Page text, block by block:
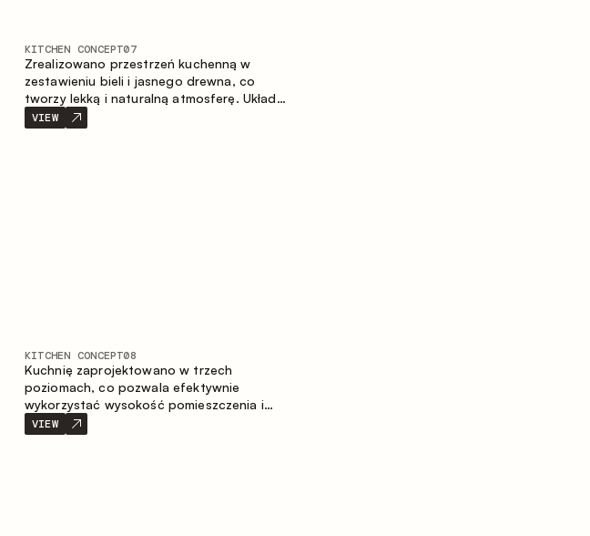
KITCHEN CONCEPT07
Zrealizowano przestrzeń kuchenną w
zestawieniu bieli i jasnego drewna, co
tworzy lekką i naturalną atmosferę. Układ
w kształcie litery U zapewnia ergonomię
oraz wygodę codziennego użytkowania, a
VIEW
KITCHEN CONCEPT08
Kuchnię zaprojektowano w trzech
poziomach, co pozwala efektywnie
wykorzystać wysokość pomieszczenia i
zapewnia wygodne, funkcjonalne
przechowywanie. Liniowy układ podkreśla
VIEW